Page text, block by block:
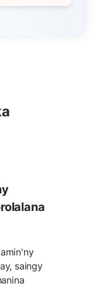
saingy